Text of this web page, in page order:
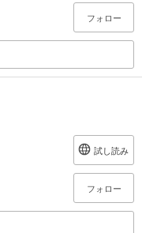
フォロー
試し読み
フォロー